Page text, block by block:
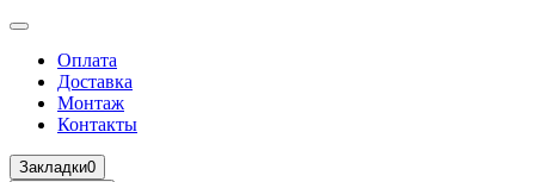
Оплата
Доставка
Монтаж
Контакты
Закладки0